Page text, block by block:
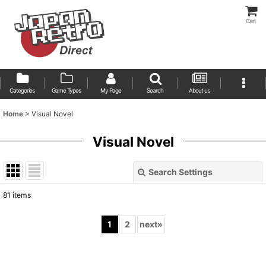
Cart
Categories Game Types My Page Search About us
Home > Visual Novel
Visual Novel
Search Settings
81 items
1 2 next»